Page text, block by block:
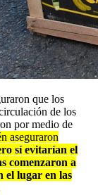
que los
de los
por medio de
aseguraron
sí evitarían el
comenzaron a
el lugar en las